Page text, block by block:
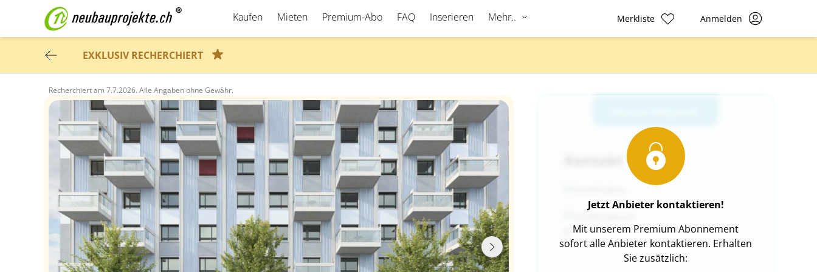
Kaufen Mieten Premium-Abo FAQ Inserieren Mehr.. Merkliste Anmelden
EXKLUSIV RECHERCHIERT
Recherchiert am 7.7.2026. Alle Angaben ohne Gewähr.
Jetzt Anbieter kontaktieren!
Mit unserem Premium Abonnement
sofort alle Anbieter kontaktieren. Erhalten
Sie zusätzlich: